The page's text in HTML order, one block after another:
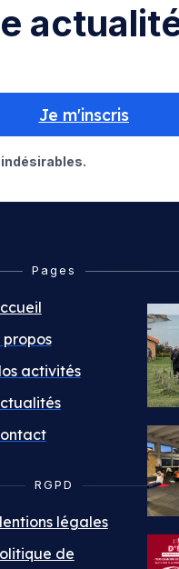
Je m'inscris
Pages
propos
activités
RGPD
légales
de